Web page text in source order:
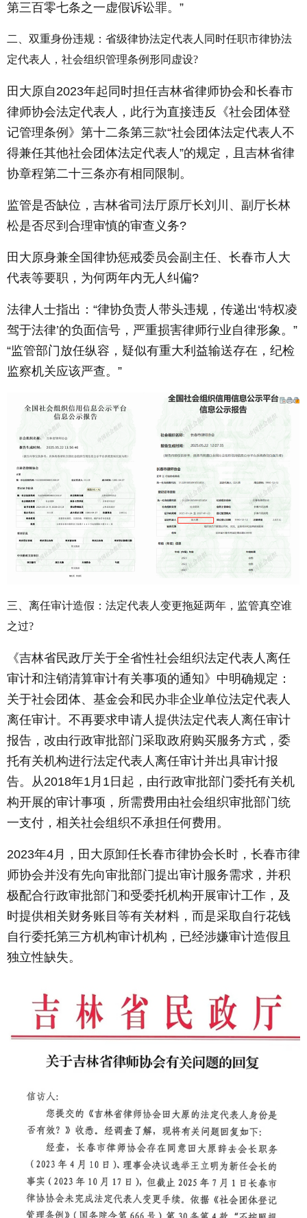
第三百零七条之一虚假诉讼罪。”
二、双重身份违规：省级律协法定代表人同时任职市律协法
定代表人，社会组织管理条例形同虚设?
田大原自2023年起同时担任吉林省律师协会和长春市
律师协会法定代表人，此行为直接违反《社会团体登
记管理条例》第十二条第三款“社会团体法定代表人不
得兼任其他社会团体法定代表人”的规定，且吉林省律
协章程第二十三条亦有相同限制。
监管是否缺位，吉林省司法厅原厅长刘川、副厅长林
松是否尽到合理审慎的审查义务?
田大原身兼全国律协惩戒委员会副主任、长春市人大
代表等要职，为何两年内无人纠偏?
法律人士指出：“律协负责人带头违规，传递出‘特权凌
驾于法律’的负面信号，严重损害律师行业自律形象。”
“监管部门放任纵容，疑似有重大利益输送存在，纪检
监察机关应该严查。”
三、离任审计造假：法定代表人变更拖延两年，监管真空谁
之过?
《吉林省民政厅关于全省性社会组织法定代表人离任
审计和注销清算审计有关事项的通知》中明确规定：
关于社会团体、基金会和民办非企业单位法定代表人
离任审计。不再要求申请人提供法定代表人离任审计
报告，改由行政审批部门采取政府购买服务方式，委
托有关机构进行法定代表人离任审计并出具审计报
告。从2018年1月1日起，由行政审批部门委托有关机
构开展的审计事项，所需费用由社会组织审批部门统
一支付，相关社会组织不承担任何费用。
2023年4月，田大原卸任长春市律协会长时，长春市律
师协会并没有先向审批部门提出审计服务需求，并积
极配合行政审批部门和受委托机构开展审计工作，及
时提供相关财务账目等有关材料，而是采取自行花钱
自行委托第三方机构审计机构，已经涉嫌审计造假且
独立性缺失。